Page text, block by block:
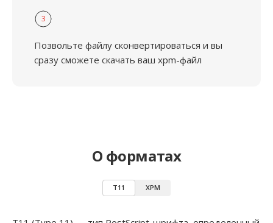
3
Позвольте файлу сконвертироваться и вы
сразу сможете скачать ваш xpm-файл
О форматах
T11 XPM